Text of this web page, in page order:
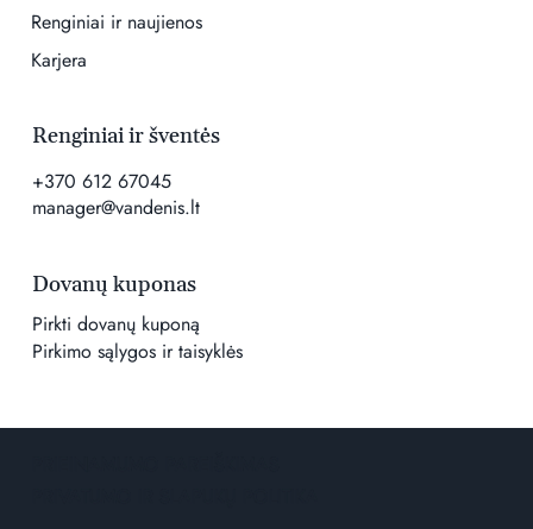
Renginiai ir šventės
+370 612 67045
manager@vandenis.lt
Renginiai ir naujienos
Karjera
Dovanų kuponas
Pirkti dovanų kuponą
Pirkimo sąlygos ir taisyklės